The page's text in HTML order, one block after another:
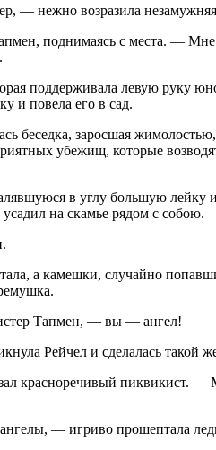
— нежно возразила
поднимаясь с места. — Мне
поддерживала левую руку
и повела его в сад.
беседка, заросшая
убежищ, которые
в углу большую лейку
на скамье рядом с собою.
а камешки, случайно
Тапмен, — вы — ангел!
Рейчел и сделалась такой
красноречивый пиквикист. —
— игриво прошептала